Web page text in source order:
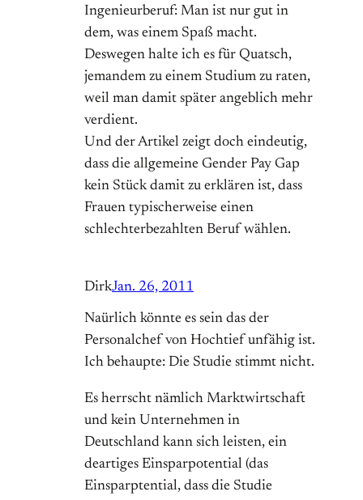
Ingenieurberuf: Man ist nur gut in
dem, was einem Spaß macht.
Deswegen halte ich es für Quatsch,
jemandem zu einem Studium zu raten,
weil man damit später angeblich mehr
verdient.
Und der Artikel zeigt doch eindeutig,
dass die allgemeine Gender Pay Gap
kein Stück damit zu erklären ist, dass
Frauen typischerweise einen
schlechterbezahlten Beruf wählen.
DirkJan. 26, 2011
Naürlich könnte es sein das der
Personalchef von Hochtief unfähig ist.
Ich behaupte: Die Studie stimmt nicht.
Es herrscht nämlich Marktwirtschaft
und kein Unternehmen in
Deutschland kann sich leisten, ein
deartiges Einsparpotential (das
Einsparptential, dass die Studie